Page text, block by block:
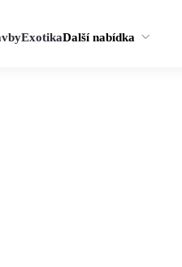
ExotikaDalší nabídka